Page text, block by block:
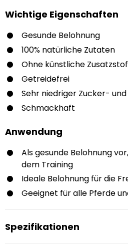
Wichtige Eigenschaften
Gesunde Belohnung
100% natürliche Zutaten
Ohne künstliche
Getreidefrei
Sehr niedriger Zucker-
Schmackhaft
Anwendung
Als gesunde Belohnung
dem Training
Ideale Belohnung für die
Geeignet für alle Pferde
Spezifikationen